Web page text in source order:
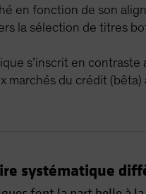
en fonction de son
la sélection de titres
s’inscrit en
marchés du crédit
systématique